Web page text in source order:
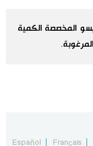
المخصصة الكمية
Français
Español